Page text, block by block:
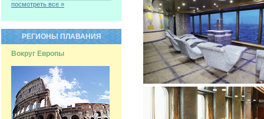
посмотреть все »
РЕГИОНЫ ПЛАВАНИЯ
Вокруг Европы